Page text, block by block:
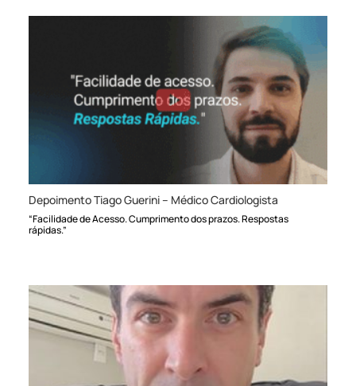
Depoimento Tiago Guerini – Médico Cardiologista
“Facilidade de Acesso. Cumprimento dos prazos. Respostas
rápidas.”